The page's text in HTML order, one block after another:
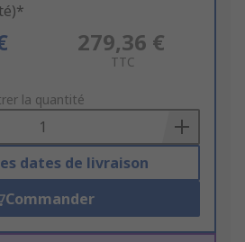
279,36 €
TTC
la quantité
dates de livraison
Commander